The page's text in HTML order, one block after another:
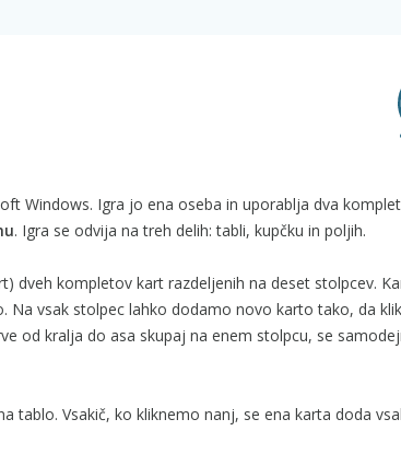
Windows. Igra jo ena oseba in uporablja dva
. Igra se odvija na treh delih: tabli, kupčku in poljih.
dveh kompletov kart razdeljenih na deset stolpcev.
vsak stolpec lahko dodamo novo karto tako, da
od kralja do asa skupaj na enem stolpcu, se
tablo. Vsakič, ko kliknemo nanj, se ena karta doda